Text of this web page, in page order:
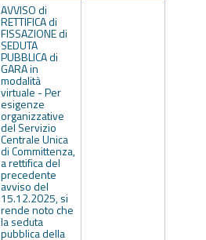
AVVISO di
RETTIFICA di
FISSAZIONE di
SEDUTA
PUBBLICA di
GARA in
modalità
virtuale - Per
esigenze
organizzative
del Servizio
Centrale Unica
di Committenza,
a rettifica del
precedente
avviso del
15.12.2025, si
rende noto che
la seduta
pubblica della